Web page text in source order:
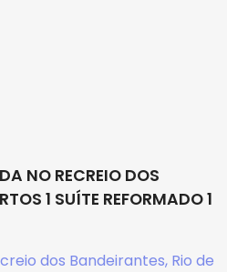
NO RECREIO DOS
1 SUÍTE REFORMADO 1
dos Bandeirantes, Rio de